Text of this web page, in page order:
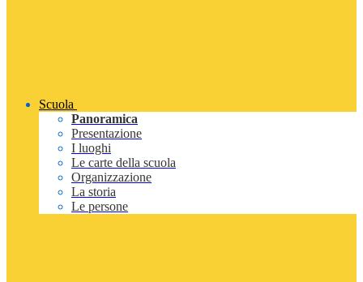
Scuola
Panoramica
Presentazione
I luoghi
Le carte della scuola
Organizzazione
La storia
Le persone